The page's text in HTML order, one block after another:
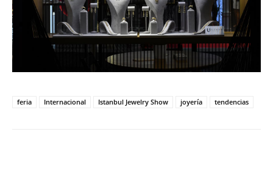
feria Internacional Istanbul Jewelry Show joyería tendencias